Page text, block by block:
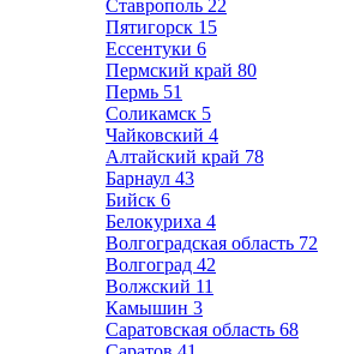
Ставрополь 22
Пятигорск 15
Ессентуки 6
Пермский край 80
Пермь 51
Соликамск 5
Чайковский 4
Алтайский край 78
Барнаул 43
Бийск 6
Белокуриха 4
Волгоградская область 72
Волгоград 42
Волжский 11
Камышин 3
Саратовская область 68